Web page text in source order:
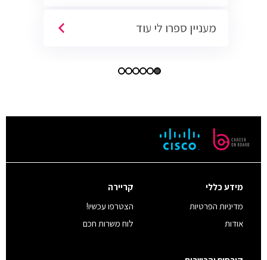
מעניין ספרו לי עוד
מידע כללי
מדיניות הפרטיות
אודות
קריירה
הצטרפו עכשיו!
לוח משרות חכם